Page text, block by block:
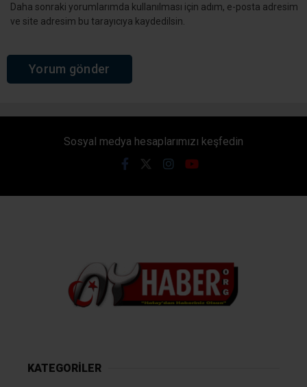
Daha sonraki yorumlarımda kullanılması için adım, e-posta adresim
ve site adresim bu tarayıcıya kaydedilsin.
Sosyal medya hesaplarımızı keşfedin
KATEGORİLER